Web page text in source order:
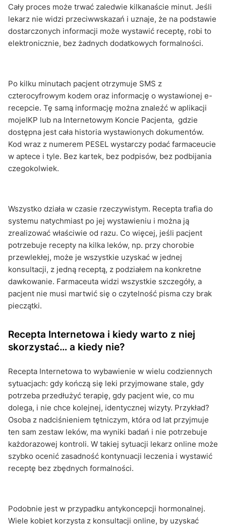
Cały proces może trwać zaledwie kilkanaście minut. Jeśli
lekarz nie widzi przeciwwskazań i uznaje, że na podstawie
dostarczonych informacji może wystawić receptę, robi to
elektronicznie, bez żadnych dodatkowych formalności.
Po kilku minutach pacjent otrzymuje SMS z
czterocyfrowym kodem oraz informację o wystawionej e-
recepcie. Tę samą informację można znaleźć w aplikacji
mojeIKP lub na Internetowym Koncie Pacjenta, gdzie
dostępna jest cała historia wystawionych dokumentów.
Kod wraz z numerem PESEL wystarczy podać farmaceucie
w aptece i tyle. Bez kartek, bez podpisów, bez podbijania
czegokolwiek.
Wszystko działa w czasie rzeczywistym. Recepta trafia do
systemu natychmiast po jej wystawieniu i można ją
zrealizować właściwie od razu. Co więcej, jeśli pacjent
potrzebuje recepty na kilka leków, np. przy chorobie
przewlekłej, może je wszystkie uzyskać w jednej
konsultacji, z jedną receptą, z podziałem na konkretne
dawkowanie. Farmaceuta widzi wszystkie szczegóły, a
pacjent nie musi martwić się o czytelność pisma czy brak
pieczątki.
Recepta Internetowa i kiedy warto z niej
skorzystać… a kiedy nie?
Recepta Internetowa to wybawienie w wielu codziennych
sytuacjach: gdy kończą się leki przyjmowane stale, gdy
potrzeba przedłużyć terapię, gdy pacjent wie, co mu
dolega, i nie chce kolejnej, identycznej wizyty. Przykład?
Osoba z nadciśnieniem tętniczym, która od lat przyjmuje
ten sam zestaw leków, ma wyniki badań i nie potrzebuje
każdorazowej kontroli. W takiej sytuacji lekarz online może
szybko ocenić zasadność kontynuacji leczenia i wystawić
receptę bez zbędnych formalności.
Podobnie jest w przypadku antykoncepcji hormonalnej.
Wiele kobiet korzysta z konsultacji online, by uzyskać